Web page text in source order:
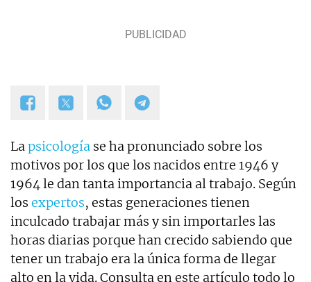
Lapsicología se ha pronunciado sobre los
motivos por los que los nacidos entre 1946 y
1964 le dan tanta importancia al trabajo. Según
los expertos, estas generaciones tienen
inculcado trabajar más y sin importarles las
horas diarias porque han crecido sabiendo que
tener un trabajo era la única forma de llegar
alto en la vida. Consulta en este artículo todo lo